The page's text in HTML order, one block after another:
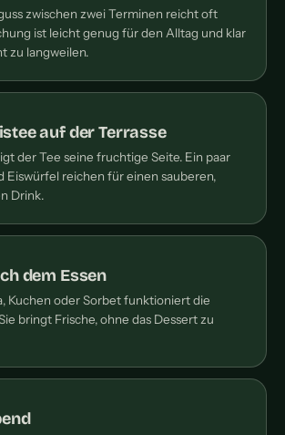
zwischen zwei Terminen reicht oft
ist leicht genug für den Alltag und klar
zu langweilen.
auf der Terrasse
der Tee seine fruchtige Seite. Ein paar
Eiswürfel reichen für einen sauberen,
Drink.
dem Essen
Kuchen oder Sorbet funktioniert die
bringt Frische, ohne das Dessert zu